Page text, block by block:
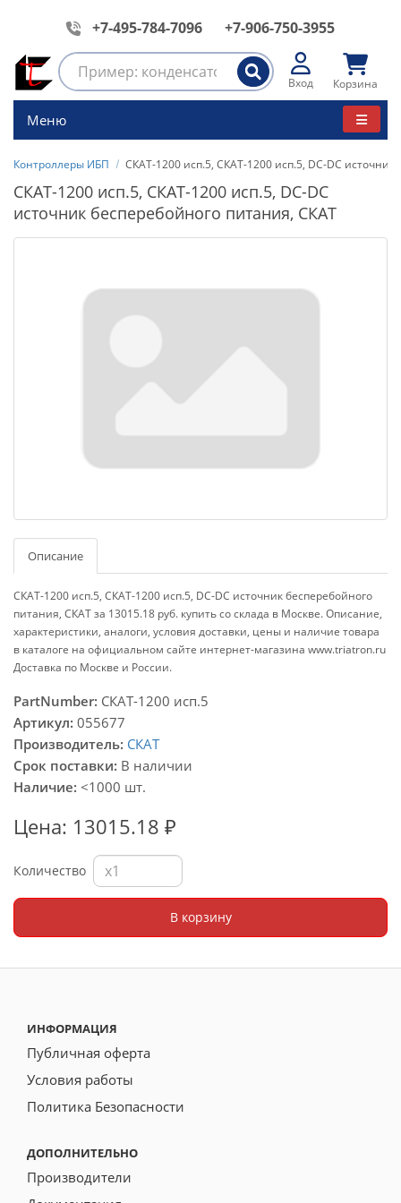
+7-495-784-7096 +7-906-750-3955
Вход Корзина
Меню
Контроллеры ИБП СКАТ-1200 исп.5, СКАТ-1200 исп.5, DC-DC
СКАТ-1200 исп.5, СКАТ-1200 исп.5, DC-DC
источник бесперебойного питания, СКАТ
Описание
СКАТ-1200 исп.5, СКАТ-1200 исп.5, DC-DC источник бесперебойного
питания, СКАТ за 13015.18 руб. купить со склада в Москве. Описание,
характеристики, аналоги, условия доставки, цены и наличие товара
в каталоге на официальном сайте интернет-магазина www.triatron.ru
Доставка по Москве и России.
PartNumber: СКАТ-1200 исп.5
Артикул: 055677
Производитель: СКАТ
Срок поставки: В наличии
Наличие: <1000 шт.
Цена: 13015.18 ₽
Количество
В корзину
ИНФОРМАЦИЯ
Публичная оферта
Условия работы
Политика Безопасности
ДОПОЛНИТЕЛЬНО
Производители